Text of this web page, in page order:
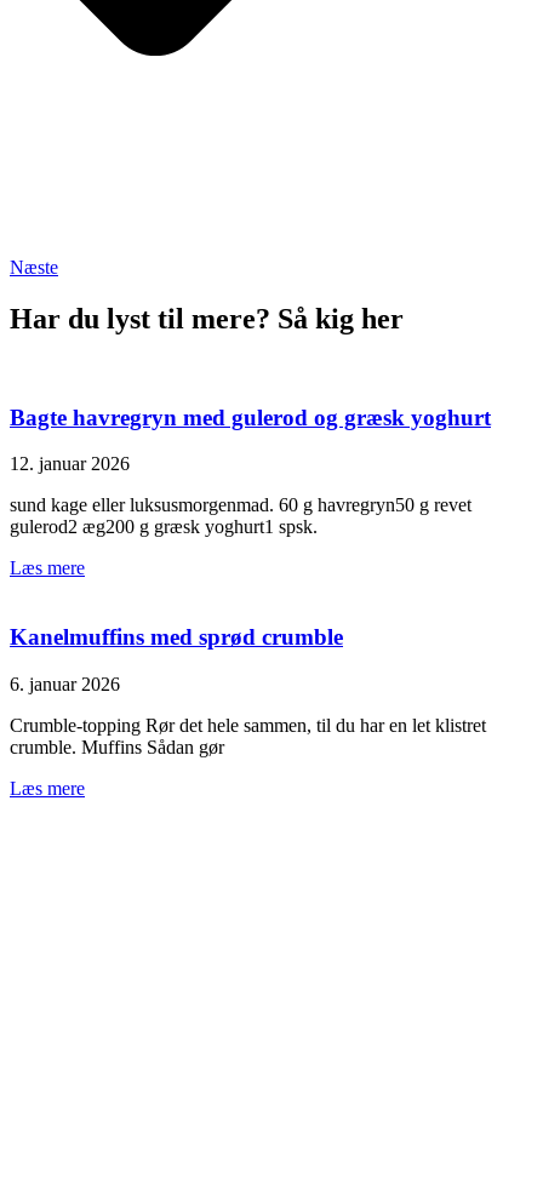
Næste
Har du lyst til mere? Så kig her
Bagte havregryn med gulerod og græsk yoghurt
12. januar 2026
sund kage eller luksusmorgenmad. 60 g havregryn50 g revet
gulerod2 æg200 g græsk yoghurt1 spsk.
Læs mere
Kanelmuffins med sprød crumble
6. januar 2026
Crumble‑topping Rør det hele sammen, til du har en let klistret
crumble. Muffins Sådan gør
Læs mere